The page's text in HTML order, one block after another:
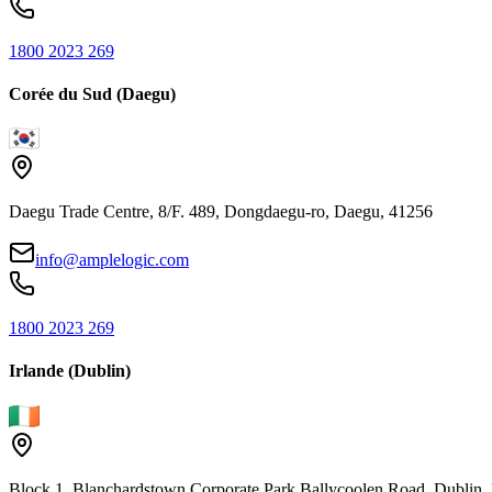
1800 2023 269
Corée du Sud (Daegu)
Daegu Trade Centre, 8/F. 489, Dongdaegu-ro, Daegu, 41256
info@amplelogic.com
1800 2023 269
Irlande (Dublin)